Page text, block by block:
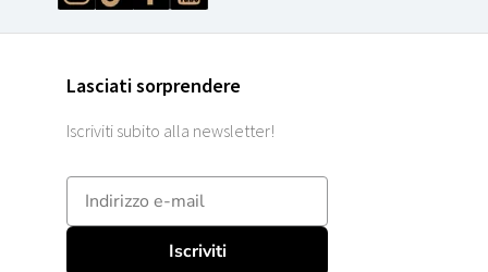
Lasciati sorprendere
Iscriviti subito alla newsletter!
E-mailadres
Iscriviti